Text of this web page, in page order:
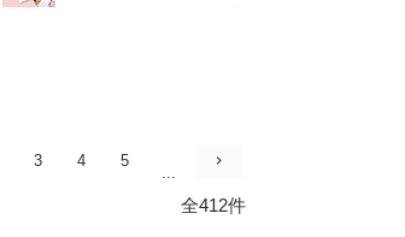
3 4 5
全412件